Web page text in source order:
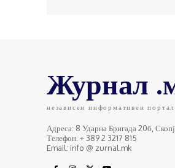
Журнал
независен информативен портал
Адреса: 8 Ударна Бригада 20б,
Телефон: + 389 2 3217 815
Email: info @ zurnal.mk